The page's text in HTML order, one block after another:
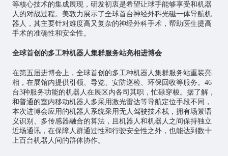
等核心技术的集成展现，研发初衷是希望让球手能够享受和机器
人的对战过程。美敦力展示了全球首台神经外科光磁一体导航机
器人，其主要针对难度高又复杂的神经外科手术，帮助医生提高
手术的准确性和安全性。
全球首创的多工种机器人集群服务站亮相进博会
在第五届进博会上，全球首创的多工种机器人集群服务站重装亮
相，在展馆内提供引领、导览、安防巡检、环保回收等服务。46
台3种服务功能的机器人在展区内各司其职，忙碌穿梭。据了解，
和普通的室内移动机器人多采用激光雷达等导航定位手段不同，
本次进博会应用的机器人系统采用无人驾驶技术栈，拥有场景语
义识别、多传感器融合的算法，且机器人和机器人之间保持独立
近场通讯，在保障人群通过性和行驶安全性之外，也能达到数十
上百台机器人间的群体协作。